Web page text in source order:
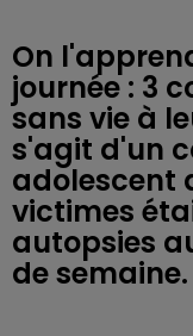
On
journée : 3
sans vie à
s'agit d'un
adolescent
victimes
autopsies
de semaine.